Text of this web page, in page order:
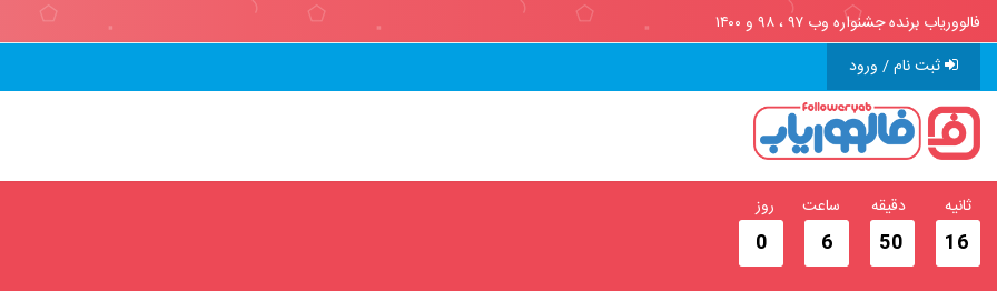
فالووریاب برنده جشنواره وب ۹۷ ، ۹۸ و ۱۴۰۰
ثبت نام / ورود
15
ثانیه
50
دقیقه
6
ساعت
0
روز